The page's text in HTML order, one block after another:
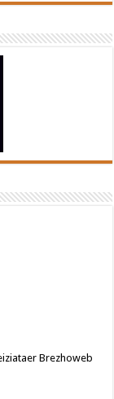
Brezhoweb